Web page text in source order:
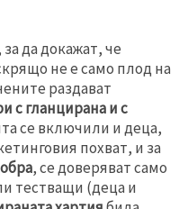
да докажат, че
не е само плод на
раздават
с гланцирана и с
се включили и деца,
похват, и за
, се доверяват само
тестващи (деца и